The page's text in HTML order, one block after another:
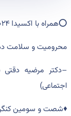
⭕️همراه با اکسیدا ۲۰۲۴
محرومیت و سلامت
–دکتر مرضیه دقتی
اجتماعی)
♦️شصت و سومین کنگره‌